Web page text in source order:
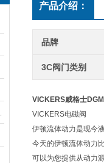
产品介绍：
品牌
3C阀门类别
VICKERS威格士
VICKERS电磁阀
伊顿流体动力是现今
今天的伊顿流体动力
可以为您提供从动力